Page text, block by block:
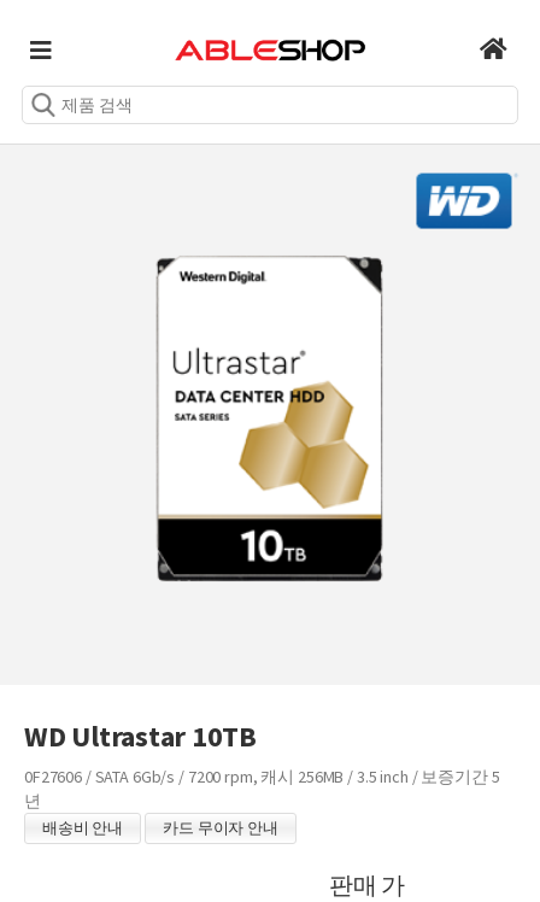
WD Ultrastar 10TB
0F27606 / SATA 6Gb/s / 7200 rpm, 캐시 256MB / 3.5 inch / 보증기간 5
년
배송비 안내 카드 무이자 안내
판매 가